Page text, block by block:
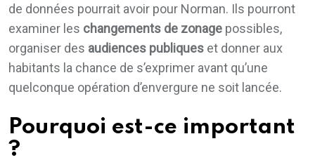
de données pourrait avoir pour Norman. Ils pourront
examiner les changements de zonage possibles,
organiser des audiences publiques et donner aux
habitants la chance de s’exprimer avant qu’une
quelconque opération d’envergure ne soit lancée.
Pourquoi est-ce important
?